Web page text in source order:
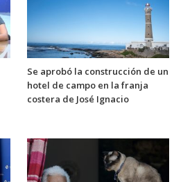
Se aprobó la construcción de un
hotel de campo en la franja
costera de José Ignacio